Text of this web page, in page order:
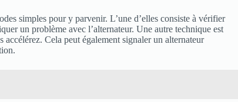
simples pour y parvenir. L’une d’elles consiste à vérifier
un problème avec l’alternateur. Une autre technique est
Cela peut également signaler un alternateur